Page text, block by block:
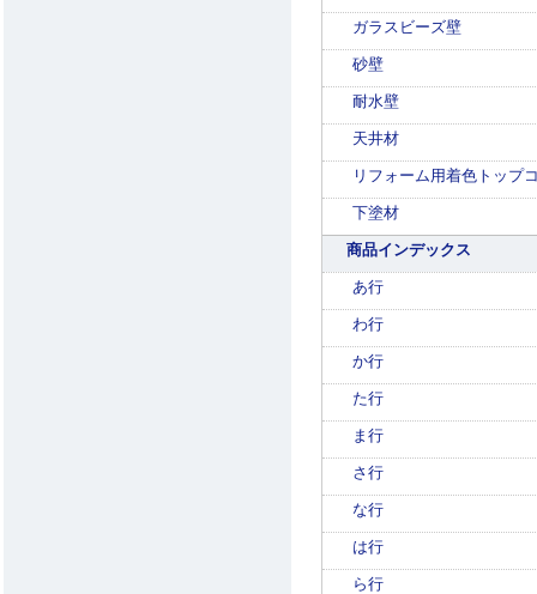
ガラスビーズ壁
砂壁
耐水壁
天井材
リフォーム用着色トップ
下塗材
商品インデックス
あ行
わ行
か行
た行
ま行
さ行
な行
は行
ら行